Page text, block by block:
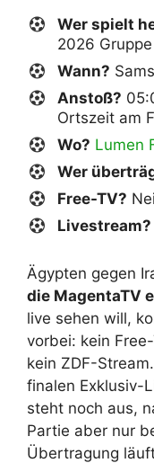
Wer spielt
2026
Wann?
Anstoß?
Ortszeit am
Wo? Lumen
Wer
Free-TV?
Livestream?
Ägypten gegen
die MagentaTV
live sehen will,
vorbei: kein
kein ZDF-
finalen Exklusiv-
steht noch aus,
Partie aber nur
Übertragung